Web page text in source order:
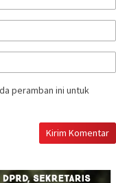
peramban ini untuk